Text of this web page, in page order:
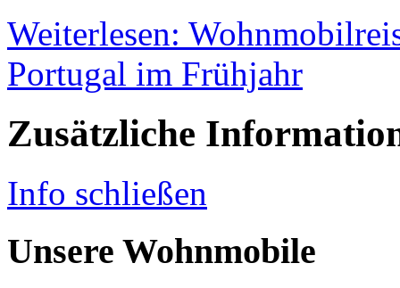
Weiterlesen:
Portugal im Frühjahr
Zusätzliche
Info schließen
Unsere Wohnmobile